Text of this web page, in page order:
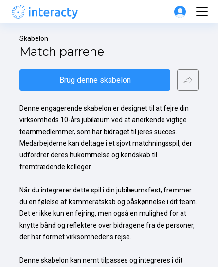
Skabelon
Match parrene
Brug denne skabelon
Denne engagerende skabelon er designet til at fejre din
virksomheds 10-års jubilæum ved at anerkende vigtige
teammedlemmer, som har bidraget til jeres succes.
Medarbejderne kan deltage i et sjovt matchningsspil, der
udfordrer deres hukommelse og kendskab til
fremtrædende kolleger.
Når du integrerer dette spil i din jubilæumsfest, fremmer
du en følelse af kammeratskab og påskønnelse i dit team.
Det er ikke kun en fejring, men også en mulighed for at
knytte bånd og reflektere over bidragene fra de personer,
der har formet virksomhedens rejse.
Denne skabelon kan nemt tilpasses og integreres i dit